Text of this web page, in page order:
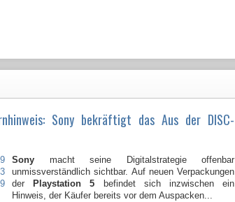
Sony bekräftigt das Aus der DISC-
Sony macht seine Digitalstrategie offenbar
unmissverständlich sichtbar. Auf neuen Verpackungen
der
Playstation 5 befindet sich inzwischen ein
Hinweis, der Käufer bereits vor dem Auspacken...